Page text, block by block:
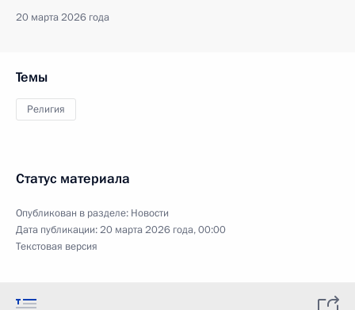
20 марта 2026 года
Темы
Религия
Статус материала
Опубликован в разделе: Новости
Дата публикации:20 марта 2026 года, 00:00
Текстовая версия